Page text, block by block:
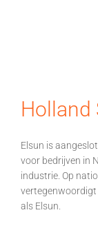
Holland
Elsun is
voor bedrijven in
industrie. Op
vertegenwoordigt
als Elsun.